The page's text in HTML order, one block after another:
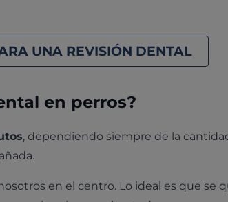
UNA REVISIÓN DENTAL
en perros?
, dependiendo siempre de la
en el centro. Lo ideal es que se